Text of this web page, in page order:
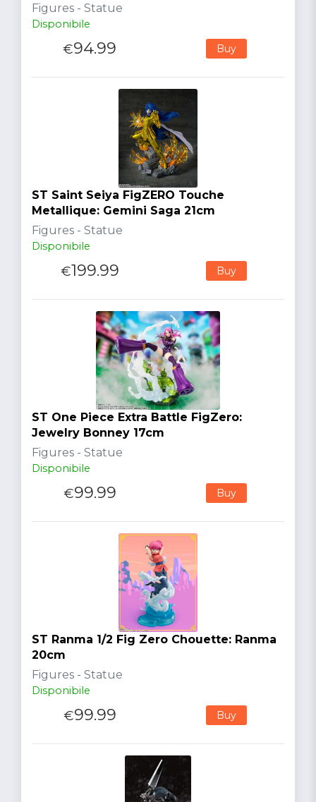
Figures - Statue
Disponibile
€94.99 Buy
ST Saint Seiya FigZERO Touche
Metallique: Gemini Saga 21cm
Figures - Statue
Disponibile
€199.99 Buy
ST One Piece Extra Battle FigZero:
Jewelry Bonney 17cm
Figures - Statue
Disponibile
€99.99 Buy
ST Ranma 1/2 Fig Zero Chouette: Ranma
20cm
Figures - Statue
Disponibile
€99.99 Buy